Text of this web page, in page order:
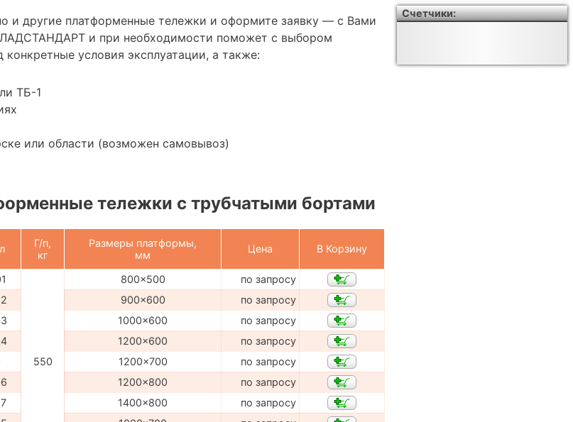
и другие платформенные тележки и оформите заявку — с Вами
и при необходимости поможет с выбором
условия эксплуатации, а также:
ТБ-1
или области (возможен самовывоз)
тележки с трубчатыми бортами
Г/п,
кг
Размеры платформы,
мм
Цена В Корзину
550
800x500
по запросу
900x600
по запросу
1000x600
по запросу
1200x600
по запросу
1200x700
по запросу
1200x800
по запросу
1400x800
по запросу
Счетчики: